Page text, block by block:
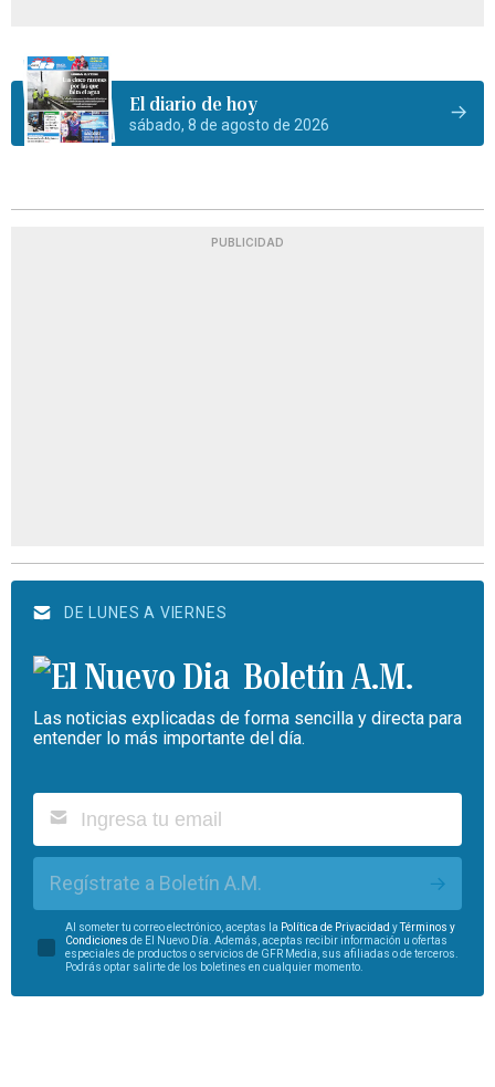
El diario de hoy
sábado, 8 de agosto de 2026
PUBLICIDAD
DE LUNES A VIERNES
Boletín A.M.
Las noticias explicadas de forma sencilla y directa para
entender lo más importante del día.
Regístrate a Boletín A.M.
Al someter tu correo electrónico, aceptas la Política de Privacidad yTérminos y
Condiciones de El Nuevo Día. Además, aceptas recibir información u ofertas
especiales de productos o servicios de GFR Media, sus afiliadas o de terceros.
Podrás optar salirte de los boletines en cualquier momento.